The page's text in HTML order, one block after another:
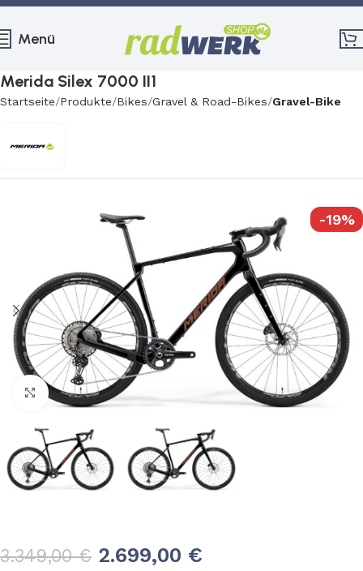
Menü
Merida Silex 7000 II1
Startseite Produkte Bikes Gravel & Road-Bikes Gravel-Bike
-19%
Klick zum Vergrößern
3.349,00€ 2.699,00 €